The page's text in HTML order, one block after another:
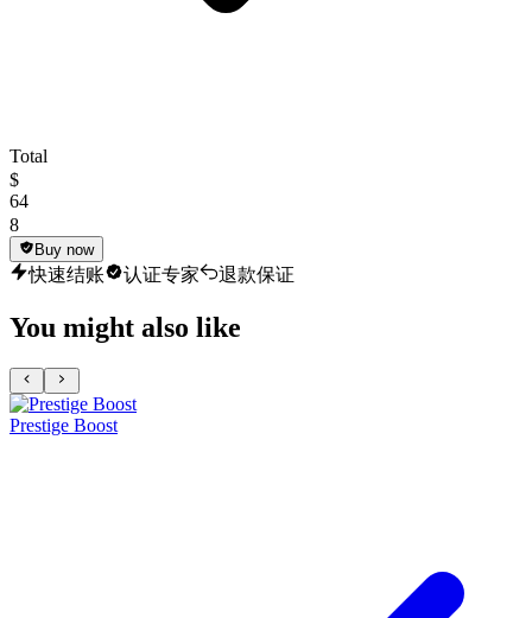
Total
$
64
8
Buy now
快速结账 认证专家 退款保证
You might also like
Prestige Boost